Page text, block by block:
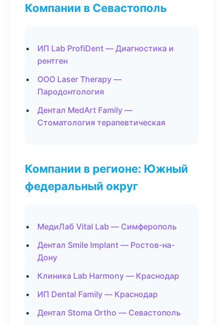
Компании в Севастополь
ИП Lab ProfiDent — Диагностика и
рентген
ООО Laser Therapy —
Пародонтология
Дентал MedArt Family —
Стоматология терапевтическая
Компании в регионе: Южный
федеральный округ
МедиЛаб Vital Lab — Симферополь
Дентал Smile Implant — Ростов-на-
Дону
Клиника Lab Harmony — Краснодар
ИП Dental Family — Краснодар
Дентал Stoma Ortho — Севастополь